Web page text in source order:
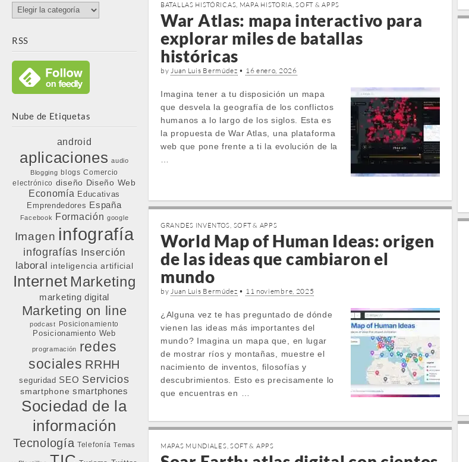
Blogs
Indexados
RSS
Nube de Etiquetas
android
aplicaciones audio
Blogging blogs Comercio
electrónico diseño Diseño Web
Economía Educativas
Emprendedores España
Facebook Formación google
Imagen infografía
infografías Inserción
laboral inteligencia artificial
Internet Marketing
marketing digital
Marketing on line
podcast
Posicionamiento
Posicionamiento Web
programación redes
sociales RRHH
seguridad SEO Servicios
smartphone smartphones
Sociedad de la
información
Tecnología Telefonía Temas
BATALLAS HISTÓRICAS, MAPA HISTORIA,SOFT & APPS
War Atlas: mapa interactivo para
explorar miles de batallas
históricas
byJuan Luis Bermúdez • 16 enero, 2026
Imagina tener a tu disposición un mapa
que desvela la geografía de los conflictos
humanos a lo largo de los siglos. Esta es
la propuesta de War Atlas, una plataforma
web que pone frente a ti la evolución de la
GRANDES INVENTOS, SOFT & APPS
World Map of Human Ideas: origen
de las ideas que cambiaron el
mundo
byJuan Luis Bermúdez • 11 noviembre, 2025
¿Alguna vez te has preguntado de dónde
vienen las ideas más importantes del
mundo? Imagina un mapa que, en lugar
de mostrar ríos y montañas, muestre el
nacimiento de inventos, filosofías y
descubrimientos. Esto es precisamente lo
que encuentras en …
MAPAS MUNDIALES, SOFT & APPS